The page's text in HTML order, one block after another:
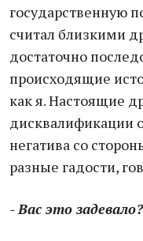
государственную
считал близкими
достаточно
происходящие
как я. Настоящие
дисквалификации
негатива со
разные гадости,
- Вас это задевало?